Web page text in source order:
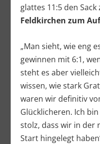
glattes 11:5 den
Feldkirchen zum
„Man sieht, wie eng
gewinnen mit 6:1,
steht es aber
wissen, wie stark
waren wir definitiv
Glücklicheren. Ich
stolz, dass wir in der
Start hingelegt